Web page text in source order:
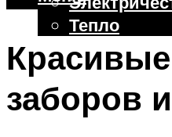
Тепло
Крыша
Ворота
Меню
заборов